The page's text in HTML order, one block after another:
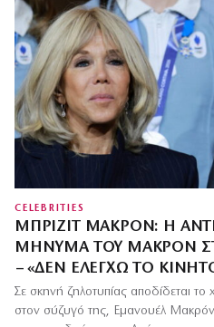
CELEBRITIES
ΜΠΡΙΖΊΤ ΜΑΚΡΌΝ: Η
ΜΉΝΥΜΑ ΤΟΥ ΜΑΚΡΌΝ
– «ΔΕΝ ΕΛΈΓΧΩ ΤΟ
Σε σκηνή ζηλοτυπίας αποδίδεται
στον σύζυγό της, Εμανουέλ